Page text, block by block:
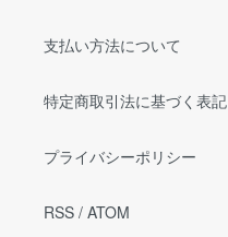
支払い方法について
特定商取引法に基づく表記
プライバシーポリシー
RSS / ATOM